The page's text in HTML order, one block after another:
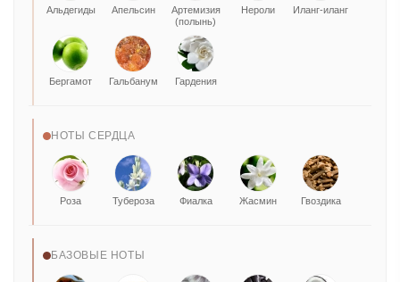
Альдегиды Апельсин
Артемизия
(полынь)
Нероли Иланг-иланг
Бергамот Гальбанум Гардения
НОТЫ СЕРДЦА
Роза Тубероза Фиалка Жасмин Гвоздика
БАЗОВЫЕ НОТЫ